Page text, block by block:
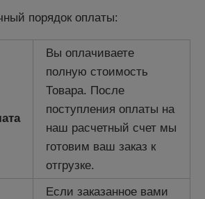
порядок оплаты:
Вы оплачиваете
полную стоимость
Товара. После
поступления оплаты на
наш расчетный счет мы
готовим ваш заказ к
отгрузке.
Если заказанное вами